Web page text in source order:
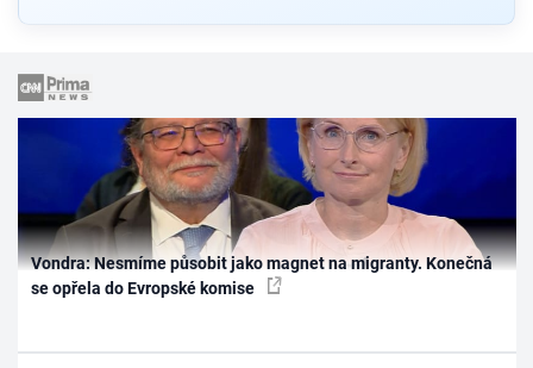
Vondra: Nesmíme působit jako magnet na migranty. Konečná
se opřela do Evropské komise